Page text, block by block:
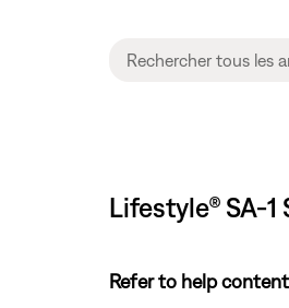
Lifestyle® SA-
Refer to help